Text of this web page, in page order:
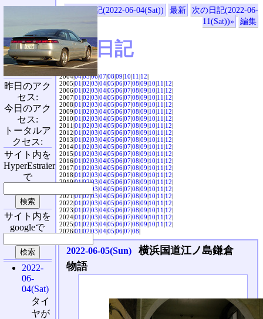
«前の日記(2022-06-04(Sat)) 最新
次の日記(2022-06-
11(Sat))»
編集
SVX日記
2004|04|05|06|07|08|09|10|11|12|
2005|01|02|03|04|05|06|07|08|09|10|11|12|
2006|01|02|03|04|05|06|07|08|09|10|11|12|
2007|01|02|03|04|05|06|07|08|09|10|11|12|
2008|01|02|03|04|05|06|07|08|09|10|11|12|
2009|01|02|03|04|05|06|07|08|09|10|11|12|
2010|01|02|03|04|05|06|07|08|09|10|11|12|
2011|01|02|03|04|05|06|07|08|09|10|11|12|
2012|01|02|03|04|05|06|07|08|09|10|11|12|
2013|01|02|03|04|05|06|07|08|09|10|11|12|
2014|01|02|03|04|05|06|07|08|09|10|11|12|
2015|01|02|03|04|05|06|07|08|09|10|11|12|
2016|01|02|03|04|05|06|07|08|09|10|11|12|
2017|01|02|03|04|05|06|07|08|09|10|11|12|
2018|01|02|03|04|05|06|07|08|09|10|11|12|
2019|01|02|03|04|05|06|07|08|09|10|11|12|
03|04|05|06|07|08|09|10|11|12|
2021|01|02|03|04|05|06|07|08|09|10|11|12|
2022|01|02|03|04|05|06|07|08|09|10|11|12|
2023|01|02|03|04|05|06|07|08|09|10|11|12|
2024|01|02|03|04|05|06|07|08|09|10|11|12|
2025|01|02|03|04|05|06|07|08|09|10|11|12|
2026|01|02|03|04|05|06|07|08|
2022-06-05(Sun)
横浜国道江ノ島鎌倉
物語
昨日のアク
セス:
今日のアク
セス:
トータルア
クセス:
サイト内を
HyperEstraier
で
サイト内を
googleで
2022-
06-
04(Sat)
タイ
ヤが